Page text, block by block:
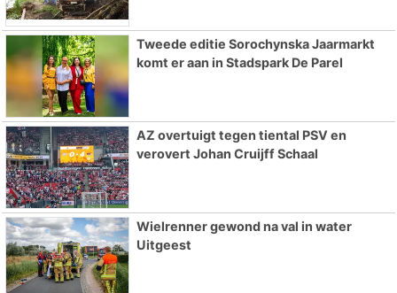
Tweede editie Sorochynska Jaarmarkt
komt er aan in Stadspark De Parel
AZ overtuigt tegen tiental PSV en
verovert Johan Cruijff Schaal
Wielrenner gewond na val in water
Uitgeest